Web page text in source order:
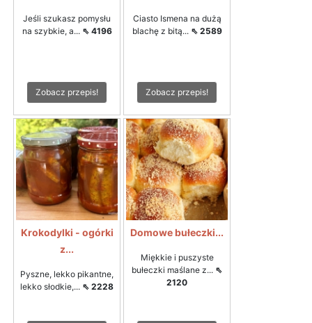
Jeśli szukasz pomysłu
na szybkie, a... ⇖ 4196
Zobacz przepis!
Ciasto Ismena na dużą
blachę z bitą... ⇖ 2589
Zobacz przepis!
Krokodylki - ogórki
z...
Pyszne, lekko pikantne,
lekko słodkie,... ⇖ 2228
Domowe bułeczki...
Miękkie i puszyste
bułeczki maślane z... ⇖
2120